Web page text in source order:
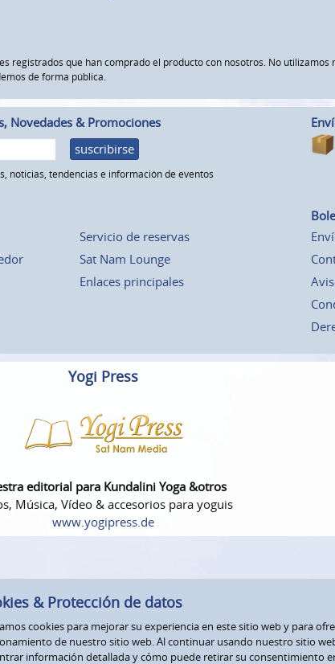
registrados que han comprado el producto con nosotros. No
de forma pública.
Novedades & Promociones
suscribirse
noticias, tendencias e información de eventos
Servicio de reservas
Sat Nam Lounge
Enlaces principales
Yogi Press
editorial para Kundalini Yoga &otros
Música, Vídeo & accesorios para yoguis
www.yogipress.de
& Protección de datos
cookies para mejorar su experiencia en este sitio web y para
de nuestro sitio web. Al continuar usando nuestro sitio
información detallada y cómo puede retirar su consentimiento